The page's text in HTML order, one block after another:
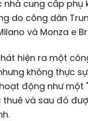
cung cấp phụ
do công dân
và Monza e
hiện ra một
không thực
động như một
và sau đó